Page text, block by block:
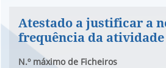
Atestado a justificar a
frequência da atividade
N.º máximo de Ficheiros